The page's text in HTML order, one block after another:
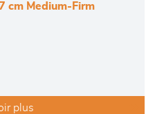
cm Medium-Firm
plus